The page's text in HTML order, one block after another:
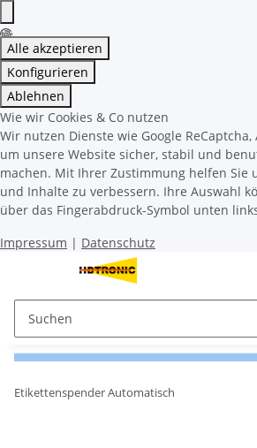
Alle akzeptieren
Konfigurieren
Ablehnen
Wie wir Cookies & Co nutzen
Wir nutzen Dienste wie Google
um unsere Website sicher, stabil und
machen. Mit Ihrer Zustimmung helfen Sie
und Inhalte zu verbessern. Ihre Auswahl
über das Fingerabdruck-Symbol unten
Impressum | Datenschutz
Etikettenspender Automatisch